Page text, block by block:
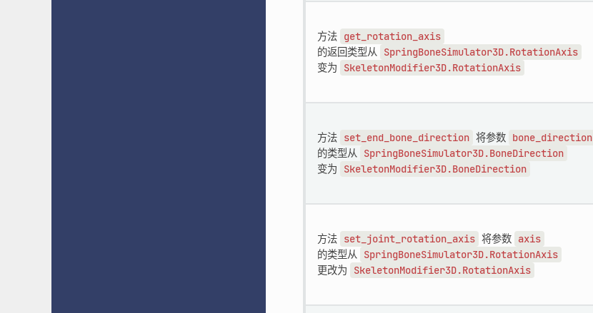
方法 get_rotation_axis
的返回类型从 SpringBoneSimulator3D.RotationAxis
变为 SkeletonModifier3D.RotationAxis
方法 set_end_bone_direction 将参数 bone_direction
的类型从 SpringBoneSimulator3D.BoneDirection
变为 SkeletonModifier3D.BoneDirection
方法 set_joint_rotation_axis 将参数 axis
的类型从 SpringBoneSimulator3D.RotationAxis
更改为 SkeletonModifier3D.RotationAxis